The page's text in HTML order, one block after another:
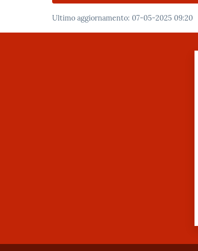
Ultimo aggiornamento: 07-05-2025 09:20